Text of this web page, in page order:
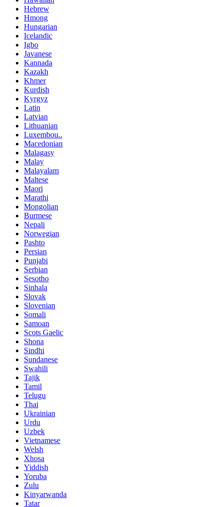
Hebrew
Hmong
Hungarian
Icelandic
Igbo
Javanese
Kannada
Kazakh
Khmer
Kurdish
Kyrgyz
Latin
Latvian
Lithuanian
Luxembou..
Macedonian
Malagasy
Malay
Malayalam
Maltese
Maori
Marathi
Mongolian
Burmese
Nepali
Norwegian
Pashto
Persian
Punjabi
Serbian
Sesotho
Sinhala
Slovak
Slovenian
Somali
Samoan
Scots Gaelic
Shona
Sindhi
Sundanese
Swahili
Tajik
Tamil
Telugu
Thai
Ukrainian
Urdu
Uzbek
Vietnamese
Welsh
Xhosa
Yiddish
Yoruba
Zulu
Kinyarwanda
Tatar